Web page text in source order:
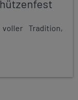
Tradition,